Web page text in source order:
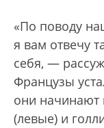
«По поводу
я вам отвечу
себя, —
Французы
они начинают
(левые) и